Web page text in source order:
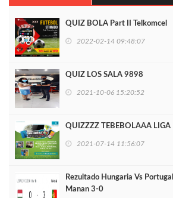
QUIZ BOLA Part II Telkomcel
2022-02-14 09:48:07
QUIZ LOS SALA 9898
2021-10-06 15:20:52
QUIZZZZ TEBEBOLAAA LIGA
2021-07-14 11:56:07
Rezultado Hungaria Vs
Manan 3-0